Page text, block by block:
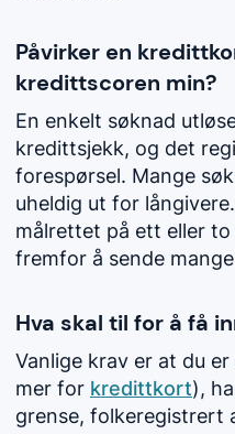
Påvirker en
kredittscoren min?
En enkelt søknad
kredittsjekk, og det
forespørsel. Mange
uheldig ut for
målrettet på ett eller
fremfor å sende
Hva skal til for å få
Vanlige krav er at du
mer for kredittkort),
grense, folkeregistrert